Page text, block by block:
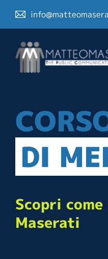
DI
Scopri
Maserati